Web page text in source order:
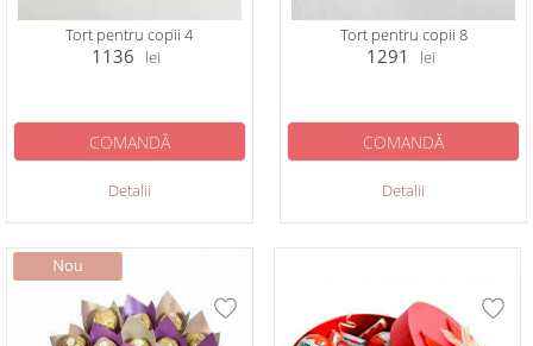
Tort pentru copii 4
1136 lei
Detalii
COMANDĂ
Tort pentru copii 8
1291 lei
Detalii
COMANDĂ